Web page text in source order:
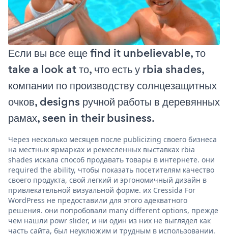
Если вы все еще find it unbelievable, то
take a look at то, что есть у rbia shades,
компании по производству солнцезащитных
очков, designs ручной работы в деревянных
рамах, seen in their business.
Через несколько месяцев после publicizing своего бизнеса
на местных ярмарках и ремесленных выставках rbia
shades искала способ продавать товары в интернете. они
required the ability, чтобы показать посетителям качество
своего продукта, свой легкий и эргономичный дизайн в
привлекательной визуальной форме. их Cressida For
WordPress не предоставили для этого адекватного
решения. они попробовали many different options, прежде
чем нашли powr slider, и ни один из них не выглядел как
часть сайта, был неуклюжим и трудным в использовании.